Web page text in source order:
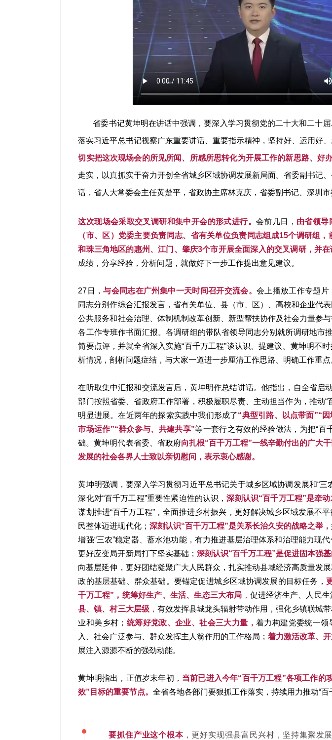
省委书记黄坤明在讲话中强调，要深入学习贯彻党的二十大和二十
落实习近平总书记视察广东重要讲话、重要指示精神，坚持好、运用好
切实把这次现场会的所见所闻、所感所思转化为开展工作的新思路、好
走实，以真抓实干奋力开创全省城乡区域协调发展新局面。省委副书记
话，省人大常委会主任黄楚平，省政协主席林克庆，省委副书记、深圳市
这次现场会采取交叉调研和集中开会的形式进行。 会前几日， 由省领导
（市、区）党委主要负责同志、省有关单位负责同志组成15个调研组，
和珠三角地区的惠州、江门、肇庆3个市开展全面深入的交叉调研，并在
成绩，分享经验，分析问题，就做好下一步工作提出意见建议。
27日，与会同志在广州集中一天时间召开交流会。 会上播放工作专题
同志分别作综合汇报发言，省有关单位、县（市、区）、高校和企业代
公共服务和社会治理、体制机制改革创新、新型帮扶协作及社会力量参
各工作专班作书面汇报。各调研组的带队省领导同志分别就所调研地市
简要点评，并就全省深入实施“百千万工程”谈认识、提建议。黄坤明不
析情况，剖析问题症结，与大家一道进一步厘清工作思路、明确工作重点
在听取集中汇报和交流发言后，黄坤明作总结讲话。他指出，自全省启
部门按照省委、省政府工作部署，积极履职尽责、主动担当作为，推动“
明显进展。在近两年的探索实践中我们形成了“典型引路、以点带面”“因
市场运作”“群众参与、共建共享”等一套行之有效的经验做法，为把“百
础。黄坤明代表省委、省政府向扎根“百千万工程”一线辛勤付出的广大
发展的社会各界人士致以亲切慰问，表示衷心感谢。
黄坤明强调，要深入学习贯彻习近平总书记关于城乡区域协调发展和“三
深化对“百千万工程”重要性紧迫性的认识，深刻认识“百千万工程”是牵
谋划推进“百千万工程”，全面推进乡村振兴，更好解决城乡区域发展不
民整体迈进现代化； 深刻认识“百千万工程”是关系长治久安的战略之举，
增强“三农”稳定器、蓄水池功能，有力推进基层治理体系和治理能力现
更好应变局开新局打下坚实基础； 深刻认识“百千万工程”是促进固本强
向基层延伸，更好团结凝聚广大人民群众，扎实推动县域经济高质量发
政的基层基础、群众基础。要锚定促进城乡区域协调发展的目标任务，
千万工程”，统筹好生产、生活、生态三大布局 ， 促进经济生产、人民
县、镇、村三大层级， 有效发挥县城龙头辐射带动作用，强化乡镇联城
业和美乡村； 统筹好党政、企业、社会三大力量， 着力构建党委统一领
入、社会广泛参与、群众发挥主人翁作用的工作格局；着力激活改革、
展注入源源不断的强劲动能。
黄坤明指出，正值岁末年初， 当前已进入今年“百千万工程”各项工作的
效”目标的重要节点。全省各地各部门要狠抓工作落实，持续用力推动“百
要抓住产业这个根本，更好实现强县富民兴村，坚持集聚发